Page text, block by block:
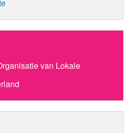
van Lokale